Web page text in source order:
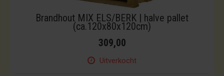
Brandhout MIX ELS/BERK | halve pallet
(ca.120x80x120cm)
309,00
Uitverkocht